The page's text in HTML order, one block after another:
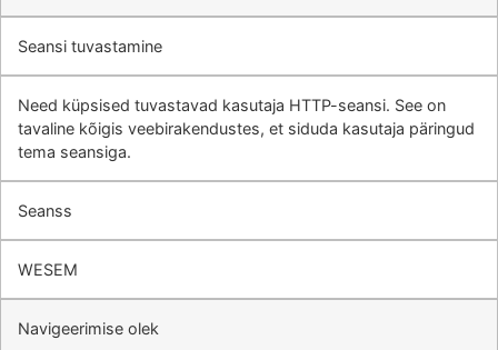
Seansi tuvastamine
Need küpsised tuvastavad kasutaja HTTP-seansi. See on
tavaline kõigis veebirakendustes, et siduda kasutaja päringud
tema seansiga.
Seanss
WESEM
Navigeerimise olek